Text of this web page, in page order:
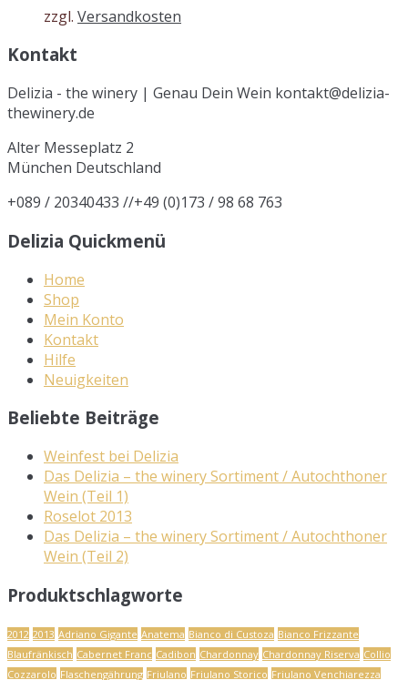
zzgl. Versandkosten
Kontakt
Delizia - the winery | Genau Dein Wein kontakt@delizia-
thewinery.de
Alter Messeplatz 2
München Deutschland
+089 / 20340433 //+49 (0)173 / 98 68 763
Delizia Quickmenü
Home
Shop
Mein Konto
Kontakt
Hilfe
Neuigkeiten
Beliebte Beiträge
Weinfest bei Delizia
Das Delizia – the winery Sortiment / Autochthoner
Wein (Teil 1)
Roselot 2013
Das Delizia – the winery Sortiment / Autochthoner
Wein (Teil 2)
Produktschlagworte
2012 2013 Adriano Gigante Anatema Bianco di Custoza Bianco Frizzante
Blaufränkisch Cabernet Franc Cadibon Chardonnay Chardonnay Riserva Collio
Cozzarolo Flaschengährung Friulano Friulano Storico Friulano Venchiarezza